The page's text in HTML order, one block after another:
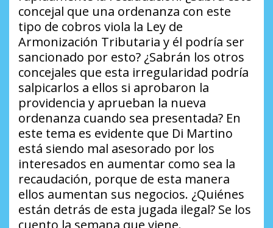
concejal que una ordenanza con este
tipo de cobros viola la Ley de
Armonización Tributaria y él podría ser
sancionado por esto? ¿Sabrán los otros
concejales que esta irregularidad podría
salpicarlos a ellos si aprobaron la
providencia y aprueban la nueva
ordenanza cuando sea presentada? En
este tema es evidente que Di Martino
está siendo mal asesorado por los
interesados en aumentar como sea la
recaudación, porque de esta manera
ellos aumentan sus negocios. ¿Quiénes
están detrás de esta jugada ilegal? Se los